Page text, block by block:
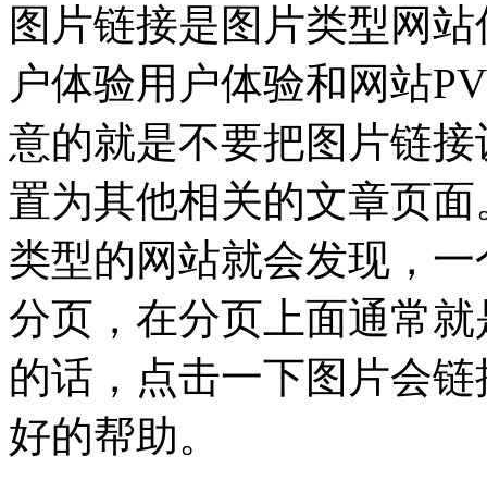
图片链接是图片类型网
户体验用户体验和网站
意的就是不要把图片链
置为其他相关的文章页
类型的网站就会发现，
分页，在分页上面通常
的话，点击一下图片会
好的帮助。